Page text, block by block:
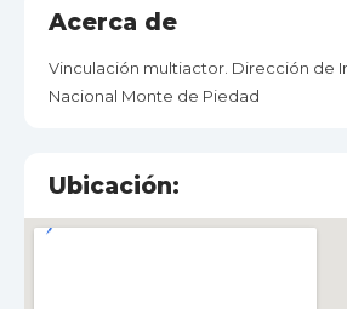
Acerca de
Vinculación multiactor. Dirección de
Nacional Monte de Piedad
Ubicación: